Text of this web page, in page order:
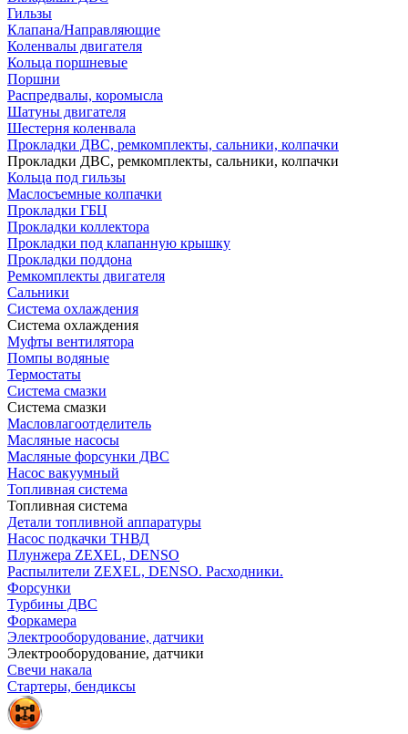
Гильзы
Клапана/Направляющие
Коленвалы двигателя
Кольца поршневые
Поршни
Распредвалы, коромысла
Шатуны двигателя
Шестерня коленвала
Прокладки ДВС, ремкомплекты, сальники, колпачки
Прокладки ДВС, ремкомплекты, сальники, колпачки
Кольца под гильзы
Маслосъемные колпачки
Прокладки ГБЦ
Прокладки коллектора
Прокладки под клапанную крышку
Прокладки поддона
Ремкомплекты двигателя
Сальники
Система охлаждения
Система охлаждения
Муфты вентилятора
Помпы водяные
Термостаты
Система смазки
Система смазки
Масловлагоотделитель
Масляные насосы
Масляные форсунки ДВС
Насос вакуумный
Топливная система
Топливная система
Детали топливной аппаратуры
Насос подкачки ТНВД
Плунжера ZEXEL, DENSO
Распылители ZEXEL, DENSO. Расходники.
Форсунки
Турбины ДВС
Форкамера
Электрооборудование, датчики
Электрооборудование, датчики
Свечи накала
Стартеры, бендиксы